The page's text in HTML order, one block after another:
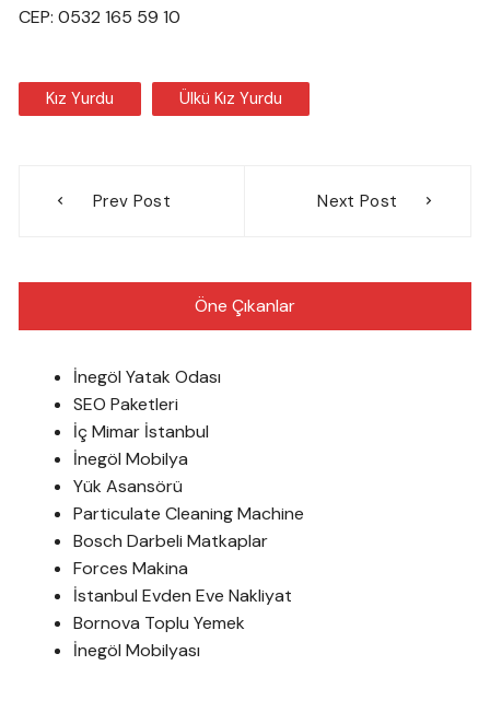
​CEP: 0532 165 59 10
Kız Yurdu Ülkü Kız Yurdu
gezinmesi
Prev Post Next Post
Öne Çıkanlar
İnegöl Yatak Odası
SEO Paketleri
İç Mimar İstanbul
İnegöl Mobilya
Yük Asansörü
Particulate Cleaning Machine
Bosch Darbeli Matkaplar
Forces Makina
İstanbul Evden Eve Nakliyat
Bornova Toplu Yemek
İnegöl Mobilyası